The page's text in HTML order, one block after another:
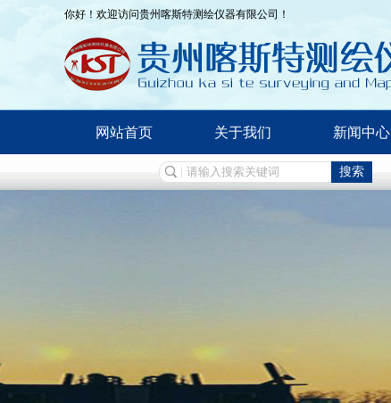
你好！欢迎访问贵州喀斯特测绘仪器有限公司！
网站首页 关于我们 新闻中心